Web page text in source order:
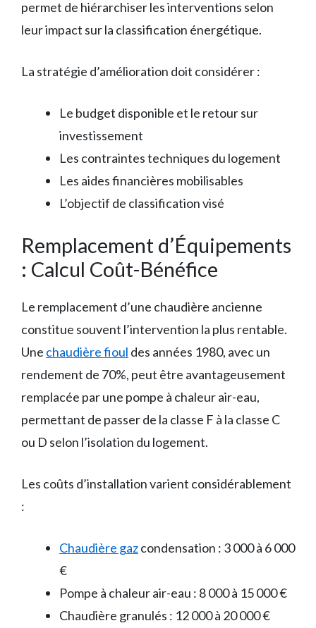
permet de hiérarchiser les interventions selon
leur impact sur la classification énergétique.
La stratégie d’amélioration doit considérer :
Le budget disponible et le retour sur
investissement
Les contraintes techniques du logement
Les aides financières mobilisables
L’objectif de classification visé
Remplacement d’Équipements
: Calcul Coût-Bénéfice
Le remplacement d’une chaudière ancienne
constitue souvent l’intervention la plus rentable.
Une chaudière fioul des années 1980, avec un
rendement de 70%, peut être avantageusement
remplacée par une pompe à chaleur air-eau,
permettant de passer de la classe F à la classe C
ou D selon l’isolation du logement.
Les coûts d’installation varient considérablement
:
Chaudière gazcondensation : 3 000 à 6 000
€
Pompe à chaleur air-eau : 8 000 à 15 000 €
Chaudière granulés : 12 000 à 20 000 €